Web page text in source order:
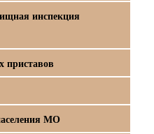
инспекция
приставов
МО